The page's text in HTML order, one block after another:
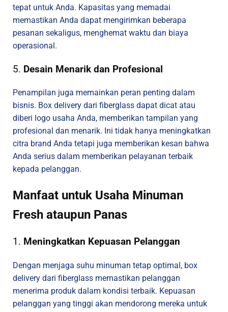
tepat untuk Anda. Kapasitas yang memadai
memastikan Anda dapat mengirimkan beberapa
pesanan sekaligus, menghemat waktu dan biaya
operasional.
5. Desain Menarik dan Profesional
Penampilan juga memainkan peran penting dalam
bisnis. Box delivery dari fiberglass dapat dicat atau
diberi logo usaha Anda, memberikan tampilan yang
profesional dan menarik. Ini tidak hanya meningkatkan
citra brand Anda tetapi juga memberikan kesan bahwa
Anda serius dalam memberikan pelayanan terbaik
kepada pelanggan.
Manfaat untuk Usaha Minuman
Fresh ataupun Panas
1. Meningkatkan Kepuasan Pelanggan
Dengan menjaga suhu minuman tetap optimal, box
delivery dari fiberglass memastikan pelanggan
menerima produk dalam kondisi terbaik. Kepuasan
pelanggan yang tinggi akan mendorong mereka untuk